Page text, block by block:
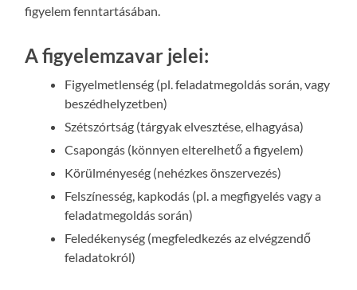
figyelem fenntartásában.
A figyelemzavar jelei:
Figyelmetlenség (pl. feladatmegoldás során, vagy
beszédhelyzetben)
Szétszórtság (tárgyak elvesztése, elhagyása)
Csapongás (könnyen elterelhető a figyelem)
Körülményeség (nehézkes önszervezés)
Felszínesség, kapkodás (pl. a megfigyelés vagy a
feladatmegoldás során)
Feledékenység (megfeledkezés az elvégzendő
feladatokról)